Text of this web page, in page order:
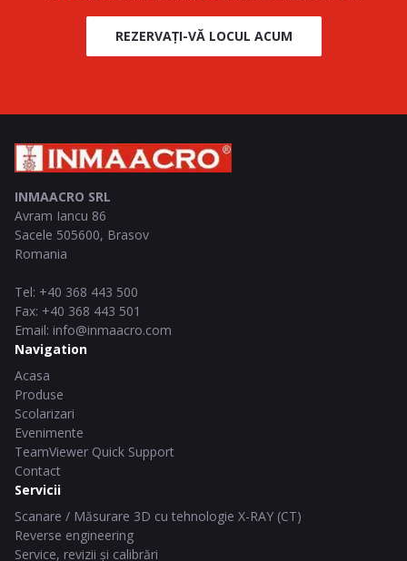
REZERVAȚI-VĂ LOCUL ACUM
INMAACRO SRL
Avram Iancu 86
Sacele 505600, Brasov
Romania
Tel: +40 368 443 500
Fax: +40 368 443 501
Email: info@inmaacro.com
Navigation
Acasa
Produse
Scolarizari
Evenimente
TeamViewer Quick Support
Contact
Servicii
Scanare / Măsurare 3D cu tehnologie X-RAY (CT)
Reverse engineering
Service, revizii și calibrări